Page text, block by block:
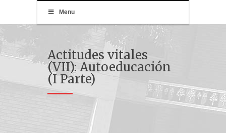
Menu
Actitudes vitales
(VII): Autoeducación
(I Parte)